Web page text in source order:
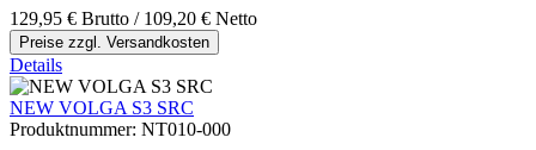
129,95 € Brutto / 109,20 € Netto
Preise zzgl. Versandkosten
Details
NEW VOLGA S3 SRC
Produktnummer: NT010-000